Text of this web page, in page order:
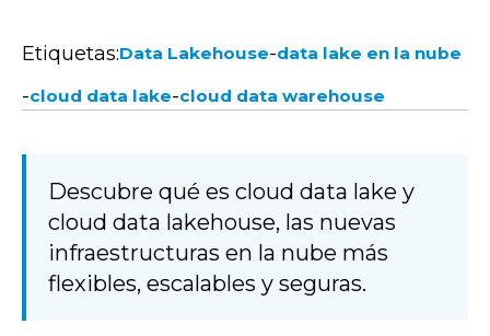
Etiquetas:Data Lakehouse-data lake en la nube
-cloud data lake-cloud data warehouse
Descubre qué es cloud data lake y
cloud data lakehouse, las nuevas
infraestructuras en la nube más
flexibles, escalables y seguras.